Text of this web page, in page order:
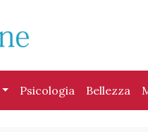
Psicologia Bellezza